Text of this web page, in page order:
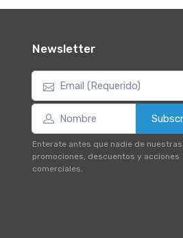
Newsletter
Enterate antes que nadie de nuestras
promociones, descuentos y acciones
comerciales.